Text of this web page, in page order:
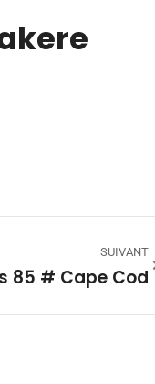
SUIVANT
85 # Cape Cod